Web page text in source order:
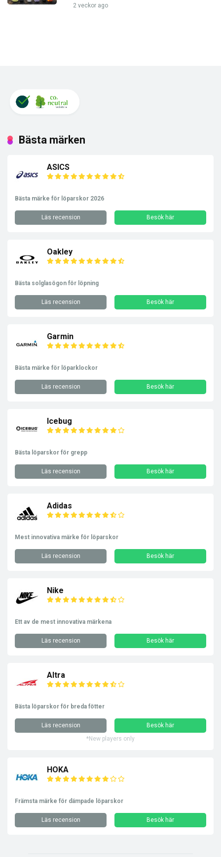
2 veckor ago
Bästa märken
ASICS
Bästa märke för löparskor 2026
Läs recension Besök här
Oakley
Bästa solglasögon för löpning
Läs recension Besök här
Garmin
Bästa märke för löparklockor
Läs recension Besök här
Icebug
Bästa löparskor för grepp
Läs recension Besök här
Adidas
Mest innovativa märke för löparskor
Läs recension Besök här
Nike
Ett av de mest innovativa märkena
Läs recension Besök här
Altra
Bästa löparskor för breda fötter
Läs recension
Besök här
*New players only
HOKA
Främsta märke för dämpade löparskor
Läs recension Besök här